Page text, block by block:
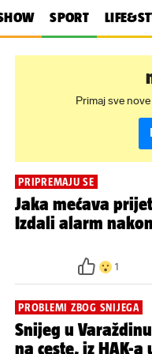
SPORT
Primaj sve
PRIPREMAJU SE
Jaka mećava
Izdali alarm
1
PROBLEMI ZBOG SNIJEGA
Snijeg u
na ceste, iz HAK-